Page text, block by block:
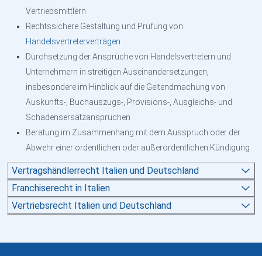
Vertriebsmittlern
Rechtssichere Gestaltung und Prüfung von
Handelsvertreterverträgen
Durchsetzung der Ansprüche von Handelsvertretern und
Unternehmern in streitigen Auseinandersetzungen,
insbesondere im Hinblick auf die Geltendmachung von
Auskunfts-, Buchauszugs-, Provisions-, Ausgleichs- und
Schadensersatzansprüchen
Beratung im Zusammenhang mit dem Ausspruch oder der
Abwehr einer ordentlichen oder außerordentlichen Kündigung
Vertragshändlerrecht Italien und Deutschland
Franchiserecht in Italien
Vertriebsrecht Italien und Deutschland